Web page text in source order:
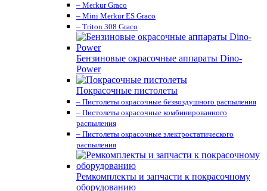
– Merkur Graco
– Mini Merkur ES Graco
– Triton 308 Graco
Бензиновые окрасочные аппараты Dino-
Power
Покрасочные пистолеты
– Пистолеты окрасочные безвоздушного распыления
– Пистолеты окрасочные комбинированного
распыления
– Пистолеты окрасочные электростатического
распыления
Ремкомплекты и запчасти к покрасочному
оборудованию